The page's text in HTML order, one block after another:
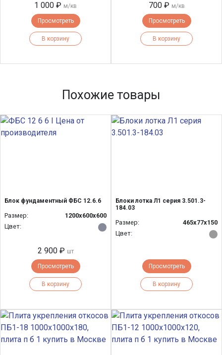
1 000 ₽ м/кв
Просмотреть
В корзину
700 ₽ м/кв
Просмотреть
В корзину
Похожие товары
Блок фундаментный ФБС 12.6.6
Размер:
1200x600x600
Цвет:
2 900 ₽ шт
Просмотреть
В корзину
Блоки лотка Л1 серия 3.501.3-
184.03
Размер:
465х77х150
Цвет:
Просмотреть
В корзину